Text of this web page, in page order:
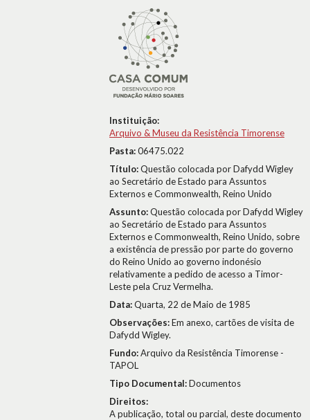
Instituição:
Arquivo & Museu da Resistência Timorense
Pasta:06475.022
Título:Questão colocada por Dafydd Wigley
ao Secretário de Estado para Assuntos
Externos e Commonwealth, Reino Unido
Assunto:Questão colocada por Dafydd Wigley
ao Secretário de Estado para Assuntos
Externos e Commonwealth, Reino Unido, sobre
a existência de pressão por parte do governo
do Reino Unido ao governo indonésio
relativamente a pedido de acesso a Timor-
Leste pela Cruz Vermelha.
Data:Quarta, 22 de Maio de 1985
Observações:Em anexo, cartões de visita de
Dafydd Wigley.
Fundo:Arquivo da Resistência Timorense -
TAPOL
Tipo Documental:Documentos
Direitos:
A publicação, total ou parcial, deste documento